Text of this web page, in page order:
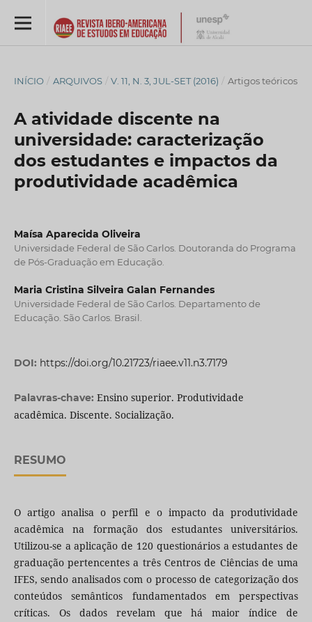
INÍCIO / ARQUIVOS / V. 11, N. 3, JUL-SET (2016) / Artigos teóricos
A atividade discente na
universidade: caracterização
dos estudantes e impactos da
produtividade acadêmica
Maísa Aparecida Oliveira
Universidade Federal de São Carlos. Doutoranda do Programa
de Pós-Graduação em Educação.
Maria Cristina Silveira Galan Fernandes
Universidade Federal de São Carlos. Departamento de
Educação. São Carlos. Brasil.
DOI: https://doi.org/10.21723/riaee.v11.n3.7179
Palavras-chave: Ensino superior. Produtividade
acadêmica. Discente. Socialização.
RESUMO
O artigo analisa o perfil e o impacto da produtividade
acadêmica na formação dos estudantes universitários.
Utilizou-se a aplicação de 120 questionários a estudantes de
graduação pertencentes a três Centros de Ciências de uma
IFES, sendo analisados com o processo de categorização dos
conteúdos semânticos fundamentados em perspectivas
críticas. Os dados revelam que há maior índice de